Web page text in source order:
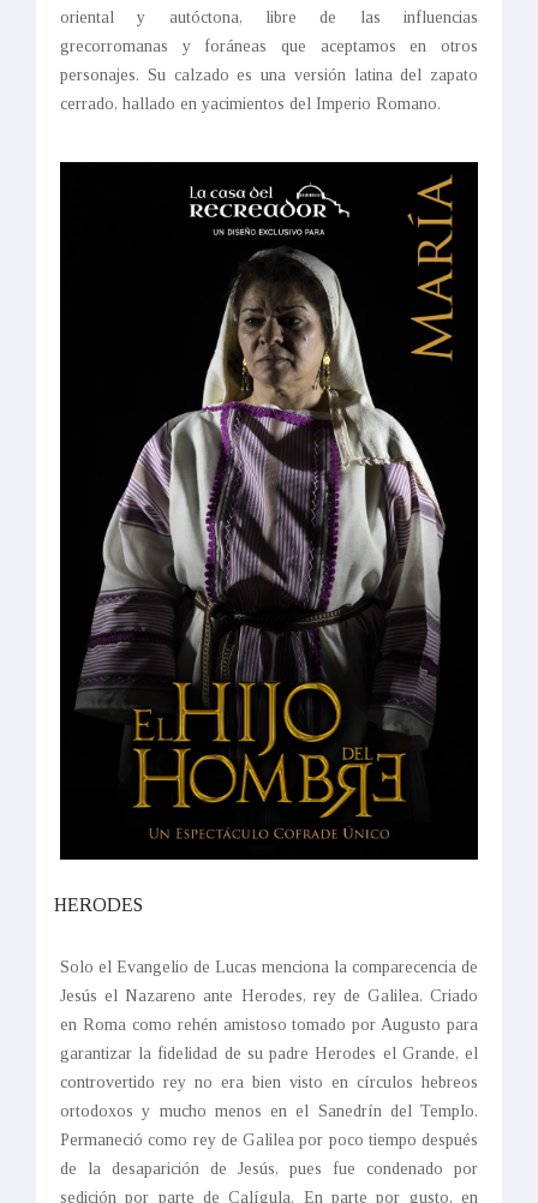
oriental y autóctona, libre de las influencias
grecorromanas y foráneas que aceptamos en otros
personajes. Su calzado es una versión latina del zapato
cerrado, hallado en yacimientos del Imperio Romano.
HERODES
Solo el Evangelio de Lucas menciona la comparecencia de
Jesús el Nazareno ante Herodes, rey de Galilea. Criado
en Roma como rehén amistoso tomado por Augusto para
garantizar la fidelidad de su padre Herodes el Grande, el
controvertido rey no era bien visto en círculos hebreos
ortodoxos y mucho menos en el Sanedrín del Templo.
Permaneció como rey de Galilea por poco tiempo después
de la desaparición de Jesús, pues fue condenado por
sedición por parte de Calígula. En parte por gusto, en